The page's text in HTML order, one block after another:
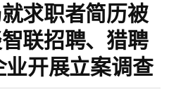
求职者简历被
联招聘、猎聘
业开展立案调查